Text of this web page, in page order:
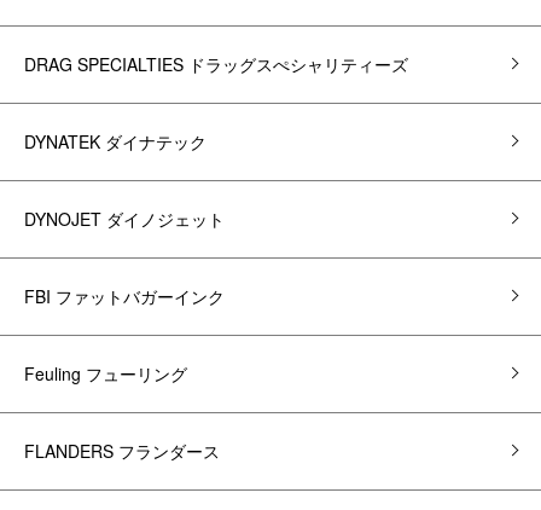
DRAG SPECIALTIES ドラッグスぺシャリティーズ
DYNATEK ダイナテック
DYNOJET ダイノジェット
FBI ファットバガーインク
Feuling フューリング
FLANDERS フランダース